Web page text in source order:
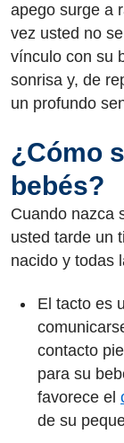
apego surge a
vez usted no
vínculo con su
sonrisa y, de
un profundo
¿Cómo
bebés?
Cuando nazca
usted tarde un
nacido y todas
El tacto es
contacto
para su
favorece el
de su